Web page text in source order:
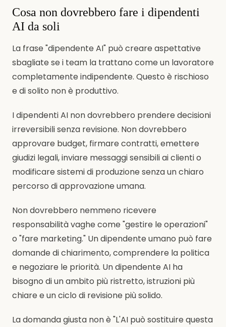
Cosa non dovrebbero fare i dipendenti
AI da soli
La frase "dipendente AI" può creare aspettative
sbagliate se i team la trattano come un lavoratore
completamente indipendente. Questo è rischioso
e di solito non è produttivo.
I dipendenti AI non dovrebbero prendere decisioni
irreversibili senza revisione. Non dovrebbero
approvare budget, firmare contratti, emettere
giudizi legali, inviare messaggi sensibili ai clienti o
modificare sistemi di produzione senza un chiaro
percorso di approvazione umana.
Non dovrebbero nemmeno ricevere
responsabilità vaghe come "gestire le operazioni"
o "fare marketing." Un dipendente umano può fare
domande di chiarimento, comprendere la politica
e negoziare le priorità. Un dipendente AI ha
bisogno di un ambito più ristretto, istruzioni più
chiare e un ciclo di revisione più solido.
La domanda giusta non è "L'AI può sostituire questa